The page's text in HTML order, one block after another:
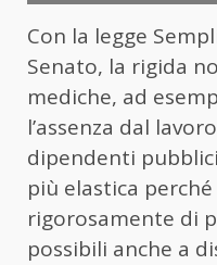
Con la legge
Senato, la rigida
mediche, ad
l’assenza dal
dipendenti
più elastica
rigorosamente di
possibili anche a